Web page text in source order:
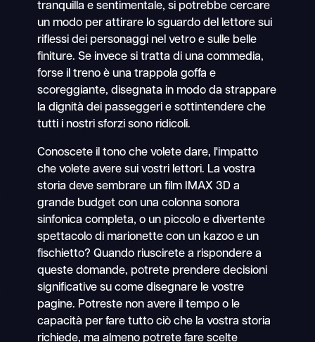
tranquilla e sentimentale, si potrebbe cercare
un modo per attirare lo sguardo del lettore sui
riflessi dei personaggi nel vetro e sulle belle
finiture. Se invece si tratta di una commedia,
forse il treno è una trappola goffa e
scoreggiante, disegnata in modo da strappare
la dignità dei passeggeri e sottintendere che
tutti i nostri sforzi sono ridicoli.
Conoscete il tono che volete dare, l'impatto
che volete avere sui vostri lettori. La vostra
storia deve sembrare un film IMAX 3D a
grande budget con una colonna sonora
sinfonica completa, o un piccolo e divertente
spettacolo di marionette con un kazoo e un
fischietto? Quando riuscirete a rispondere a
queste domande, potrete prendere decisioni
significative su come disegnare le vostre
pagine. Potreste non avere il tempo o le
capacità per fare tutto ciò che la vostra storia
richiede, ma almeno potrete fare scelte